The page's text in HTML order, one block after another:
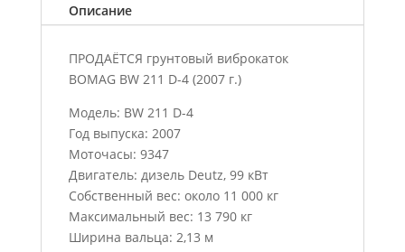
Описание
ПРОДАЁТСЯ грунтовый виброкаток
BOMAG BW 211 D-4 (2007 г.)
Модель: BW 211 D-4
Год выпуска: 2007
Моточасы: 9347
Двигатель: дизель Deutz, 99 кВт
Собственный вес: около 11 000 кг
Максимальный вес: 13 790 кг
Ширина вальца: 2,13 м